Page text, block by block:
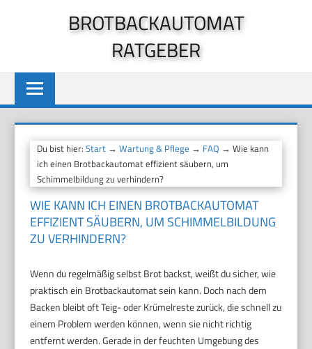
BROTBACKAUTOMAT
RATGEBER
Du bist hier:Start →Wartung & Pflege → FAQ → Wie kann
ich einen Brotbackautomat effizient säubern, um
Schimmelbildung zu verhindern?
WIE KANN ICH EINEN BROTBACKAUTOMAT
EFFIZIENT SÄUBERN, UM SCHIMMELBILDUNG
ZU VERHINDERN?
Wenn du regelmäßig selbst Brot backst, weißt du sicher, wie
praktisch ein Brotbackautomat sein kann. Doch nach dem
Backen bleibt oft Teig- oder Krümelreste zurück, die schnell zu
einem Problem werden können, wenn sie nicht richtig
entfernt werden. Gerade in der feuchten Umgebung des